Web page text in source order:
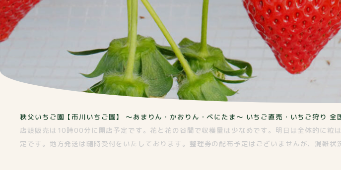
秩父いちご園【市川いちご園】 ～あまりん・かおりん・べにたま～ いちご直売・いちご狩り 全
店頭販売は10時00分に開店予定です。花と花の谷間で収穫量は少なめです。明日は全体的に
定です。地方発送は随時受付をいたしております。整理券の配布予定はございませんが、混雑状